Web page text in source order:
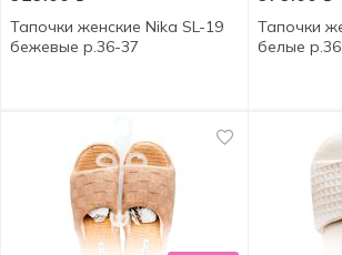
Тапочки женские Nika SL-19
бежевые р.36-37
Тапочки
белые